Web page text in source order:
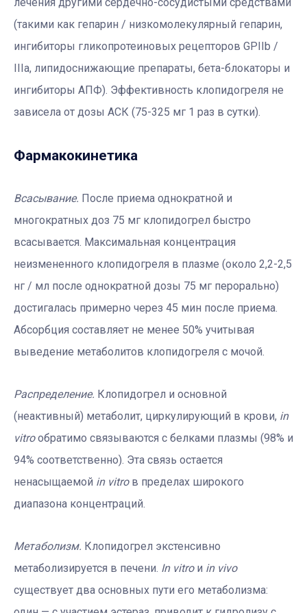
(такими как гепарин / низкомолекулярный гепарин,
ингибиторы гликопротеиновых рецепторов GPIIb /
IIIa, липидоснижающие препараты, бета-блокаторы и
ингибиторы АПФ). Эффективность клопидогреля не
зависела от дозы АСК (75-325 мг 1 раз в сутки).
Фармакокинетика
Всасывание. После приема однократной и
многократных доз 75 мг клопидогрел быстро
всасывается. Максимальная концентрация
неизмененного клопидогреля в плазме (около 2,2-2,5
нг / мл после однократной дозы 75 мг перорально)
достигалась примерно через 45 мин после приема.
Абсорбция составляет не менее 50% учитывая
выведение метаболитов клопидогреля с мочой.
Распределение. Клопидогрел и основной
(неактивный) метаболит, циркулирующий в крови, in
vitroобратимо связываются с белками плазмы (98% и
94% соответственно). Эта связь остается
ненасыщаемой in vitroв пределах широкого
диапазона концентраций.
Метаболизм. Клопидогрел экстенсивно
метаболизируется в печени. In vitro и in vivo
существует два основных пути его метаболизма: